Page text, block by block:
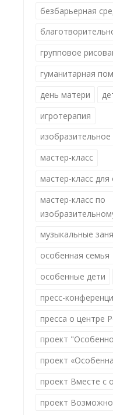
безбарьерная
групповое
гуманитарная
день матери
игротерапия
изобразительное
мастер-класс
мастер-класс
мастер-класс по
музыкальные
особенная семья
особенные дети
пресс-
пресса о центре
проект
проект
проект Вместе с
проект